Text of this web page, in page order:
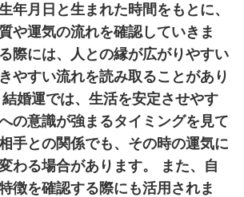
年月日と生まれた時間をもとに、
や運気の流れを確認していきま
際には、人との縁が広がりやすい
やすい流れを読み取ることがあり
婚運では、生活を安定させやす
の意識が強まるタイミングを見て
手との関係でも、その時の運気に
わる場合があります。 また、自
徴を確認する際にも活用されま